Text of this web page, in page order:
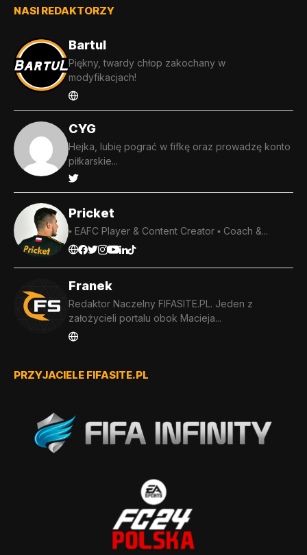
NASI REDAKTORZY
Bartul
Piękny, twardy chłop zakochany w
modyfikacjach!
CYG
Hejka, lubię pograć w fifkę oraz prowadzę konto
piłkarskie...
Pricket
▪️ EAFC Player & Content Creator ▪️ Coach &...
Franek
Redaktor Naczelny FIFASITE.PL. Jeden z
założycieli portalu obok Macieja...
PRZYJACIELE FIFASITE.PL